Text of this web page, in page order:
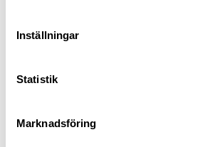
Inställningar
Statistik
Marknadsföring
Daka Pouch Medium Black
375 kr
Daka